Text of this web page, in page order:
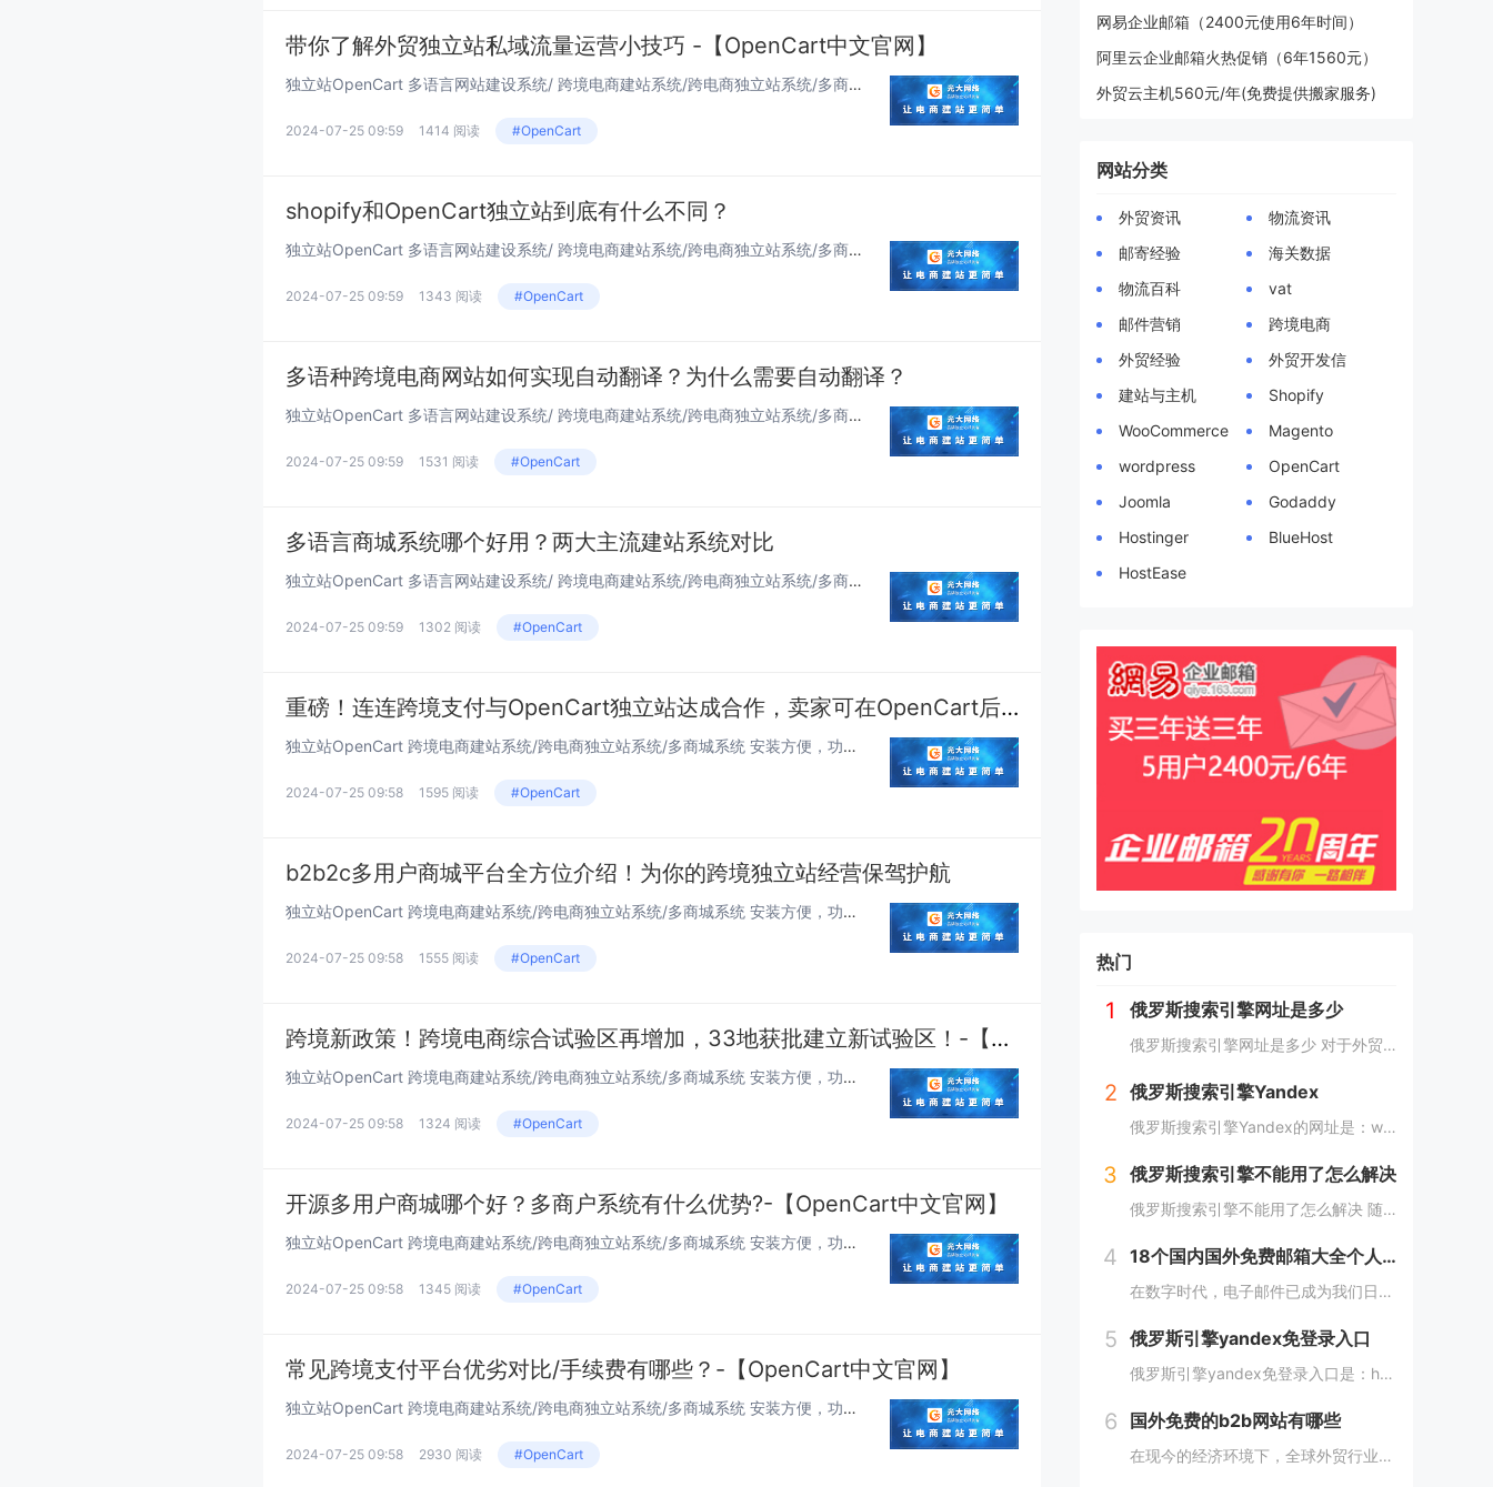
带你了解外贸独立站私域流量运营小技巧 -【OpenCart中文官网】
独立站OpenCart 多语言网站建设系统/ 跨境电商建站系统/跨电商独立站系统/多商城...
2024-07-25 09:59 1414 阅读 #OpenCart
shopify和OpenCart独立站到底有什么不同？
独立站OpenCart 多语言网站建设系统/ 跨境电商建站系统/跨电商独立站系统/多商城...
2024-07-25 09:59 1343 阅读 #OpenCart
多语种跨境电商网站如何实现自动翻译？为什么需要自动翻译？
独立站OpenCart 多语言网站建设系统/ 跨境电商建站系统/跨电商独立站系统/多商城...
2024-07-25 09:59 1531 阅读 #OpenCart
多语言商城系统哪个好用？两大主流建站系统对比
独立站OpenCart 多语言网站建设系统/ 跨境电商建站系统/跨电商独立站系统/多商城...
2024-07-25 09:59 1302 阅读 #OpenCart
重磅！连连跨境支付与OpenCart独立站达成合作，卖家可在OpenCart后台轻松开启连连收款
独立站OpenCart 跨境电商建站系统/跨电商独立站系统/多商城系统 安装方便，功能强...
2024-07-25 09:58 1595 阅读 #OpenCart
b2b2c多用户商城平台全方位介绍！为你的跨境独立站经营保驾护航
独立站OpenCart 跨境电商建站系统/跨电商独立站系统/多商城系统 安装方便，功能强...
2024-07-25 09:58 1555 阅读 #OpenCart
跨境新政策！跨境电商综合试验区再增加，33地获批建立新试验区！-【OpenCart中文官网】
独立站OpenCart 跨境电商建站系统/跨电商独立站系统/多商城系统 安装方便，功能强...
2024-07-25 09:58 1324 阅读 #OpenCart
开源多用户商城哪个好？多商户系统有什么优势?-【OpenCart中文官网】
独立站OpenCart 跨境电商建站系统/跨电商独立站系统/多商城系统 安装方便，功能强...
2024-07-25 09:58 1345 阅读 #OpenCart
常见跨境支付平台优劣对比/手续费有哪些？-【OpenCart中文官网】
独立站OpenCart 跨境电商建站系统/跨电商独立站系统/多商城系统 安装方便，功能强...
2024-07-25 09:58 2930 阅读 #OpenCart
网易企业邮箱（2400元使用6年时间）
阿里云企业邮箱火热促销（6年1560元）
外贸云主机560元/年(免费提供搬家服务)
网站分类
外贸资讯
物流资讯
邮寄经验
海关数据
物流百科
vat
邮件营销
跨境电商
外贸经验
外贸开发信
建站与主机
Shopify
WooCommerce
Magento
wordpress
OpenCart
Joomla
Godaddy
Hostinger
BlueHost
HostEase
热门
1 俄罗斯搜索引擎网址是多少
俄罗斯搜索引擎网址是多少 对于外贸人来说，现在的俄罗斯市场可以算是一个炙手可热的香饽饽，而要开发俄罗斯客户，就需要会用他们的搜索引擎，下面详细介绍俄罗斯搜索引擎网址是多少？ 俄罗斯搜索引擎网址是多少 俄罗斯引擎官方入口地址https...
2 俄罗斯搜索引擎Yandex
俄罗斯搜索引擎Yandex的网址是：www.yandex.com，俄罗斯最著名和最常用的搜索引擎之一，"Яндекс"（Yandex）提供搜索引擎、电子邮件、在线地图、音乐、新闻、视频等各种在线服务。 如果你想访问"Яндекс"（Yan...
3 俄罗斯搜索引擎不能用了怎么解决
俄罗斯搜索引擎不能用了怎么解决 随着中俄贸易的进展愈加顺利，越来越多的外贸人都尝试着与俄罗斯客户进行接触，而这最重要的便是学会使用俄罗斯搜索引擎，但很多人会发现自己的搜索引擎突然不能用了，下面，小编就来详细介绍下俄罗斯搜索引擎不能用了怎么解...
4 18个国内国外免费邮箱大全个人邮箱列表，带登录链接
在数字时代，电子邮件已成为我们日常生活中不可或缺的一部分。无论是在工作、学习还是生活中，我们都需要一个安全、稳定、快速的邮箱服务来满足我们的需求。今天，我们将为您带来18个国内外免费邮箱大全，并附上登录链接，让您轻松获取您心仪的邮箱服务。...
5 俄罗斯引擎yandex免登录入口
俄罗斯引擎yandex免登录入口是：https://yandex.com/ 无须登录直接使用，接下来小编就来给大家详细介绍。 俄罗斯引擎yandex免登录入口 Yandex是俄罗斯最大的互联网公司之一，其拥有自己的搜索引...
6 国外免费的b2b网站有哪些
在现今的经济环境下，全球外贸行业发展迅速，外贸企业在寻找客户方面也变得越来越重要，并且更加重视做好国外B2B网站的使用。因此，在选择一个合适的国外B2B网站时，您应该根据您的需求选择一个合适的网站，下面介绍一下国外免费的b2b网站有哪些？...